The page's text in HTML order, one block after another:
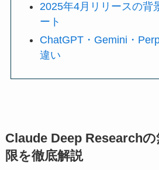
2025年4月リリースの背
ート
ChatGPT・Gemini・
違い
Claude Deep Researchの
限を徹底解説